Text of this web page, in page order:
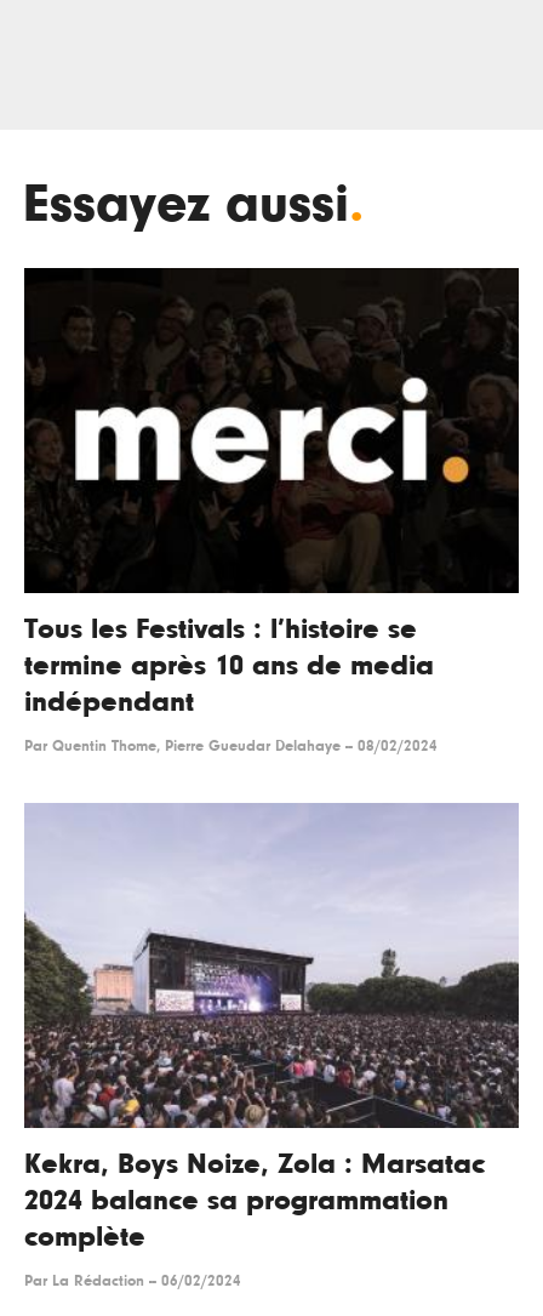
Essayez aussi.
Tous les Festivals : l’histoire se
termine après 10 ans de media
indépendant
Par Quentin Thome, Pierre Gueudar Delahaye -- 08/02/2024
Kekra, Boys Noize, Zola : Marsatac
2024 balance sa programmation
complète
Par La Rédaction -- 06/02/2024